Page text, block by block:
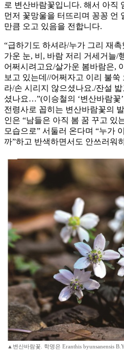
로 변산바람꽃입니다. 해서 아직
먼저 꽃망울을 터뜨리며 꽁꽁 언
만큼 오고 있음을 전합니다.
“급하기도 하셔라/누가 그리 재
가운 눈, 비, 바람 저리 거세거늘/
어쩌시려고요/살가운 봄바람은,
보고 있는데//어쩌자고 이리 불
라/손 시리지 않으셨나요./잔설
셨나요…”(이승철의 ‘변산바람꽃
전령사로 꼽히는 변산바람꽃의
인은 “남들은 아직 봄 꿈 꾸고 있
모습으로” 서둘러 온다며 “누가
까”하고 반색하면서도 안쓰러워
▲변산바람꽃. 학명은 Eranthis byunsanensis